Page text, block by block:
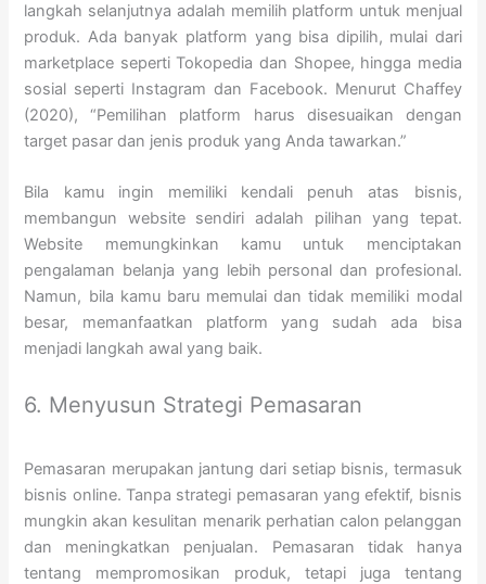
langkah selanjutnya adalah memilih platform untuk menjual
produk. Ada banyak platform yang bisa dipilih, mulai dari
marketplace seperti Tokopedia dan Shopee, hingga media
sosial seperti Instagram dan Facebook. Menurut Chaffey
(2020), “Pemilihan platform harus disesuaikan dengan
target pasar dan jenis produk yang Anda tawarkan.”
Bila kamu ingin memiliki kendali penuh atas bisnis,
membangun website sendiri adalah pilihan yang tepat.
Website memungkinkan kamu untuk menciptakan
pengalaman belanja yang lebih personal dan profesional.
Namun, bila kamu baru memulai dan tidak memiliki modal
besar, memanfaatkan platform yang sudah ada bisa
menjadi langkah awal yang baik.
6. Menyusun Strategi Pemasaran
Pemasaran merupakan jantung dari setiap bisnis, termasuk
bisnis online. Tanpa strategi pemasaran yang efektif, bisnis
mungkin akan kesulitan menarik perhatian calon pelanggan
dan meningkatkan penjualan. Pemasaran tidak hanya
tentang mempromosikan produk, tetapi juga tentang